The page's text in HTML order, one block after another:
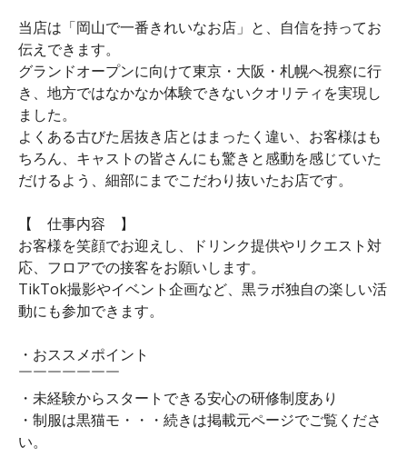
当店は「岡山で一番きれいなお店」と、自信を持ってお
伝えできます。
グランドオープンに向けて東京・大阪・札幌へ視察に行
き、地方ではなかなか体験できないクオリティを実現し
ました。
よくある古びた居抜き店とはまったく違い、お客様はも
ちろん、キャストの皆さんにも驚きと感動を感じていた
だけるよう、細部にまでこだわり抜いたお店です。
【 仕事内容 】
お客様を笑顔でお迎えし、ドリンク提供やリクエスト対
応、フロアでの接客をお願いします。
TikTok撮影やイベント企画など、黒ラボ独自の楽しい活
動にも参加できます。
・おススメポイント
￣￣￣￣￣￣￣
・未経験からスタートできる安心の研修制度あり
・制服は黒猫モ・・・続きは掲載元ページでご覧くださ
い。